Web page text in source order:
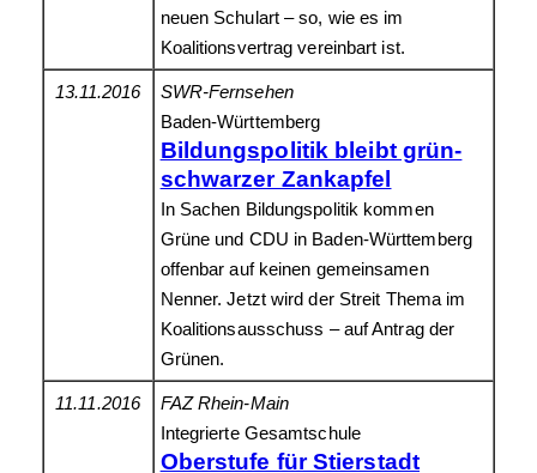
neuen Schulart – so, wie es im
Koalitionsvertrag vereinbart ist.
13.11.2016
SWR-Fernsehen
Baden-Württemberg
Bildungspolitik bleibt grün-
schwarzer Zankapfel
In Sachen Bildungspolitik kommen
Grüne und CDU in Baden-Württemberg
offenbar auf keinen gemeinsamen
Nenner. Jetzt wird der Streit Thema im
Koalitionsausschuss – auf Antrag der
Grünen.
11.11.2016
FAZ Rhein-Main
Integrierte Gesamtschule
Oberstufe für Stierstadt